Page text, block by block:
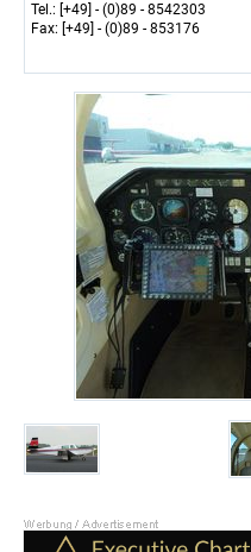
Tel.: [+49] - (0)89 - 8542303
Fax: [+49] - (0)89 - 853176